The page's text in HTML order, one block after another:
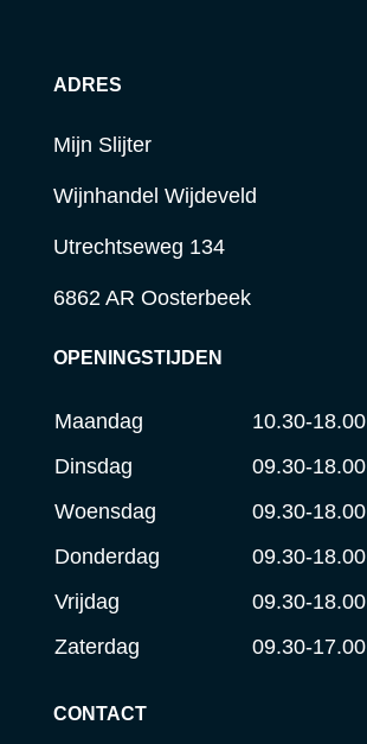
ADRES
Mijn Slijter
Wijnhandel Wijdeveld
Utrechtseweg 134
6862 AR Oosterbeek
OPENINGSTIJDEN
Maandag
10.30-18.00
Dinsdag
09.30-18.00
Woensdag
09.30-18.00
Donderdag
09.30-18.00
Vrijdag
09.30-18.00
Zaterdag
09.30-17.00
CONTACT